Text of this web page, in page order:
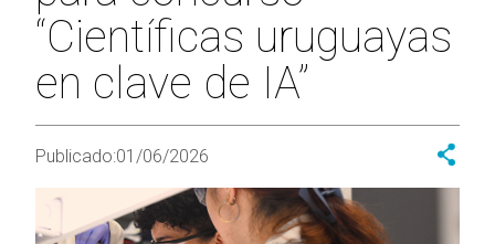
“Científicas uruguayas
en clave de IA”
Publicado:01/06/2026